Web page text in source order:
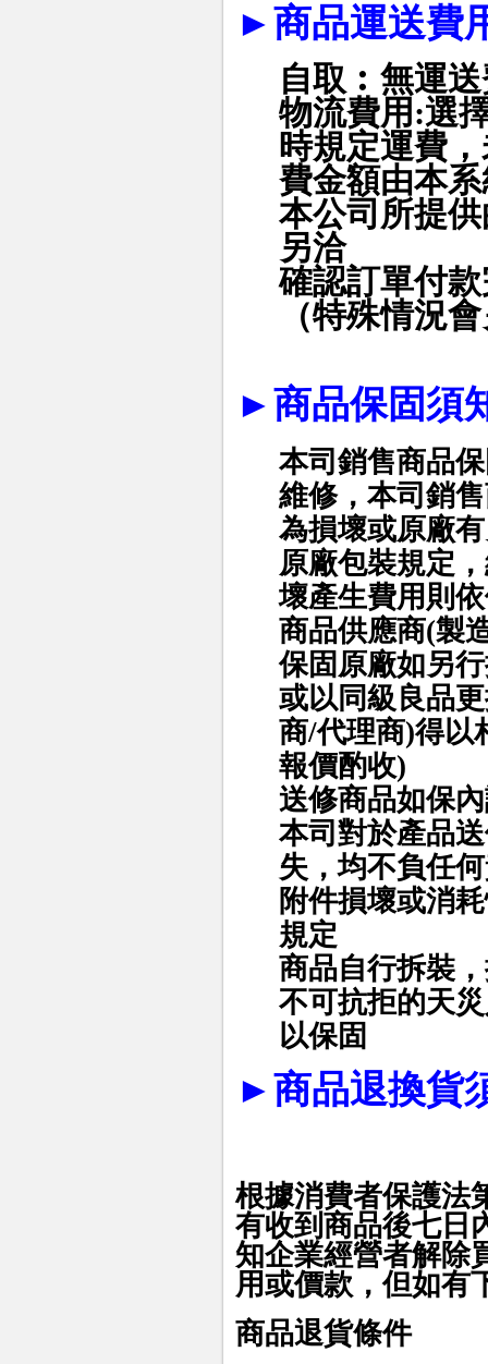
►商品運送費
自取︰無運
物流費用 :選
時規定運費
費金額由本
本公司所提
另洽
確認訂單付
（特殊情況
►商品保固須
本司銷售商品
維修，本司銷
為損壞或原廠
原廠包裝規定
壞產生費用則
商品供應商(製
保固原廠如另
或以同級良品
商/代理商)得以
報價酌收)
送修商品如保
本司對於產品
失，均不負任
附件損壞或消
規定
商品自行拆裝
不可抗拒的天
以保固
►商品退換貨
根據消費者保護法
有收到商品後七日
知企業經營者解除
用或價款，但如有
商品退貨條件